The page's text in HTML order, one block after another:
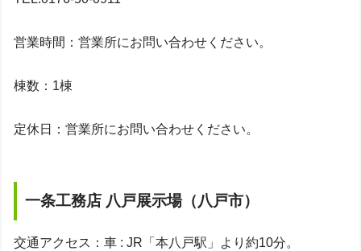
営業時間：営業所にお問い合わせください。
棟数：1棟
定休日：営業所にお問い合わせください。
一条工務店 八戸展示場（八戸市）
交通アクセス：車 : JR「本八戸駅」より約10分。